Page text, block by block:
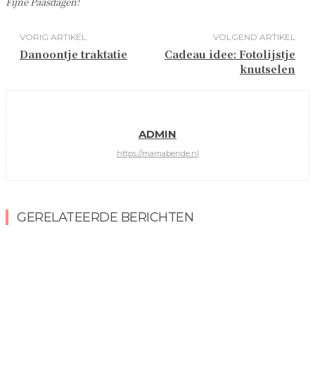
VORIG ARTIKEL
Danoontje traktatie
VOLGEND ARTIKEL
Cadeau idee: Fotolijstje
knutselen
ADMIN
https://mamabende.nl
GERELATEERDE BERICHTEN